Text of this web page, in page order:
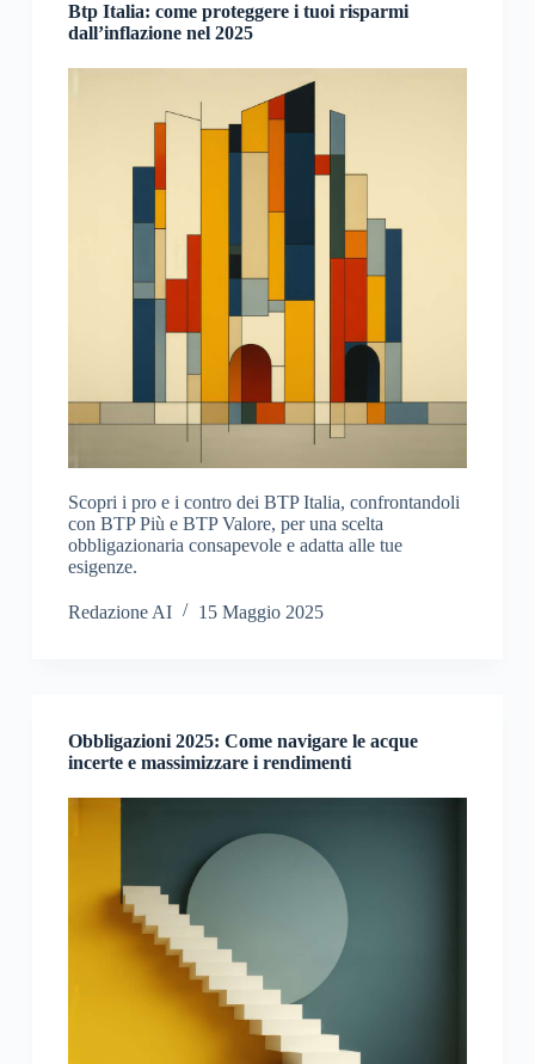
Btp Italia: come proteggere i tuoi risparmi
dall’inflazione nel 2025
Scopri i pro e i contro dei BTP Italia, confrontandoli
con BTP Più e BTP Valore, per una scelta
obbligazionaria consapevole e adatta alle tue
esigenze.
Redazione AI 15 Maggio 2025
Obbligazioni 2025: Come navigare le acque
incerte e massimizzare i rendimenti